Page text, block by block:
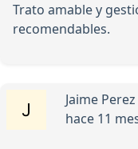
Trato amable y
recomendables.
Jaime
hace 11